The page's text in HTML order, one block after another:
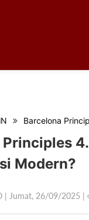
Barcelona
Modern?
| Jumat, 26/09/2025 |